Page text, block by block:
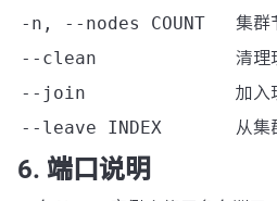
-n, --nodes COUNT 集群
--clean
清理
--join
加入
--leave INDEX
从集
6. 端口说明